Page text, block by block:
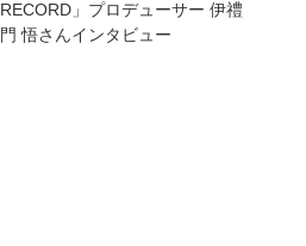
RECORD」プロデューサー 伊禮
門 悟さんインタビュー